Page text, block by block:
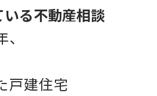
る不動産相談
戸建住宅